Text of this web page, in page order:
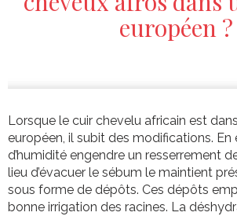
européen ?
Lorsque le cuir chevelu africain est
européen, il subit des modifications. En
d’humidité engendre un resserrement
lieu d’évacuer le sébum le maintient
sous forme de dépôts. Ces dépôts
bonne irrigation des racines. La